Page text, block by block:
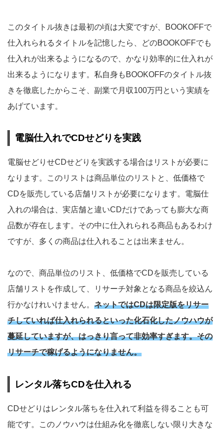
このタイトル抜きは最初の頃は大変ですが、BOOKOFFで
仕入れられるタイトルを記憶したら、どのBOOKOFFでも
仕入れが出来るようになるので、かなり効率的に仕入れが
出来るようになります。私自身もBOOKOFFのタイトル抜
きを徹底したからこそ、副業で月収100万円という実績を
あげています。
電脳仕入れでCDせどりを実践
電脳せどりせCDせどりを実践する場合はリストが必要に
なります。このリストは商品単位のリストと、低価格で
CDを販売している店舗リストが必要になります。電脳仕
入れの場合は、実店舗と違いCDだけであっても膨大な商
品数が存在します。その中に仕入れられる商品もあるわけ
ですが、多くの商品は仕入れることは出来ません。
なので、商品単位のリスト、低価格でCDを販売している
店舗リストを作成して、リサーチ対象となる商品を絞込ん
行かなけれいけません。 ネットではCDは限定版をリサー
チしていれば仕入れられるといった化石化したノウハウが
蔓延していますが、はっきり言って非効率すぎます。その
リサーチで稼げるようになりません。
レンタル落ちCDを仕入れる
CDせどりはレンタル落ちを仕入れて利益を得ることも可
能です。このノウハウは仕組み化を徹底しない限り大きな